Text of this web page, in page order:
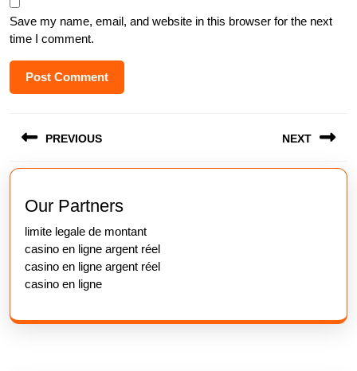
Save my name, email, and website in this browser for the next
time I comment.
navigation
PREVIOUS
Previous
post:
NEXT
Our Partners
limite legale de montant
casino en ligne argent réel
casino en ligne argent réel
casino en ligne